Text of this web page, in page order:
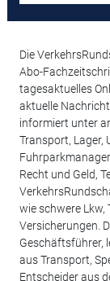
Die
Abo-
tagesaktuelles
aktuelle
informiert unter
Transport, Lager,
Recht und Geld,
wie schwere Lkw,
Versicherungen.
Geschäftsführer,
aus Transport,
Entscheider aus